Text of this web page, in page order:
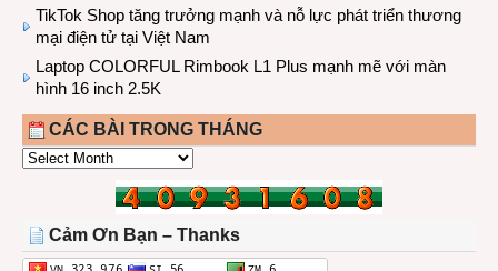
TikTok Shop tăng trưởng mạnh và nỗ lực phát triển thương
mại điện tử tại Việt Nam
Laptop COLORFUL Rimbook L1 Plus mạnh mẽ với màn
hình 16 inch 2.5K
CÁC BÀI TRONG THÁNG
CÁC
THÁNG
Cảm Ơn Bạn – Thanks